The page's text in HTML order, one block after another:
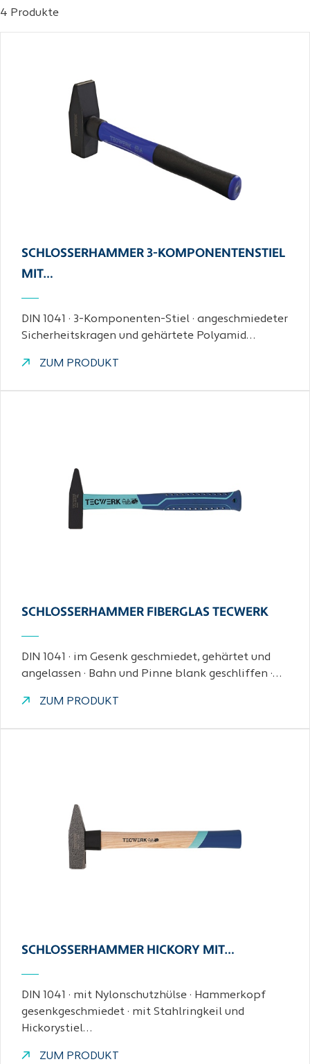
4 Produkte
SCHLOSSERHAMMER 3-KOMPONENTENSTIEL
MIT…
DIN 1041 · 3-Komponenten-Stiel · angeschmiedeter
Sicherheitskragen und gehärtete Polyamid…
ZUM PRODUKT
SCHLOSSERHAMMER FIBERGLAS TECWERK
DIN 1041 · im Gesenk geschmiedet, gehärtet und
angelassen · Bahn und Pinne blank geschliffen ·…
ZUM PRODUKT
SCHLOSSERHAMMER HICKORY MIT…
DIN 1041 · mit Nylonschutzhülse · Hammerkopf
gesenkgeschmiedet · mit Stahlringkeil und
Hickorystiel…
ZUM PRODUKT